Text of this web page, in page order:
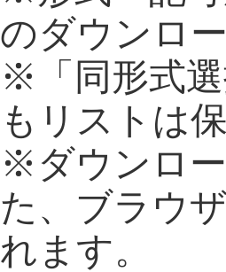
のダウンロ
※「同形式
もリストは
※ダウンロ
た、ブラウ
れます。